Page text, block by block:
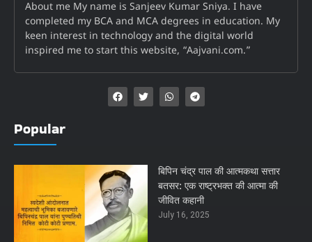
About me My name is Sanjeev Kumar Sniya. I have
completed my BCA and MCA degrees in education. My
keen interest in technology and the digital world
inspired me to start this website, “Aajvani.com.”
Popular
बिपिन चंद्र पाल की आत्मकथा सत्तार
बतसर: एक राष्ट्रभक्त की आत्मा की
जीवित कहानी
July 16, 2025